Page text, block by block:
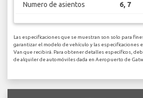
Numero de asientos 6, 7
Las especificaciones que se muestran son solo para
garantizar el modelo de vehículo y las especificaciones
Van que recibirá. Para obtener detalles específicos,
de alquiler de automóviles dada en Aeropuerto de